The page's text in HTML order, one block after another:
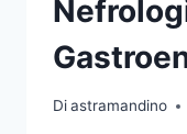
Diastramandino